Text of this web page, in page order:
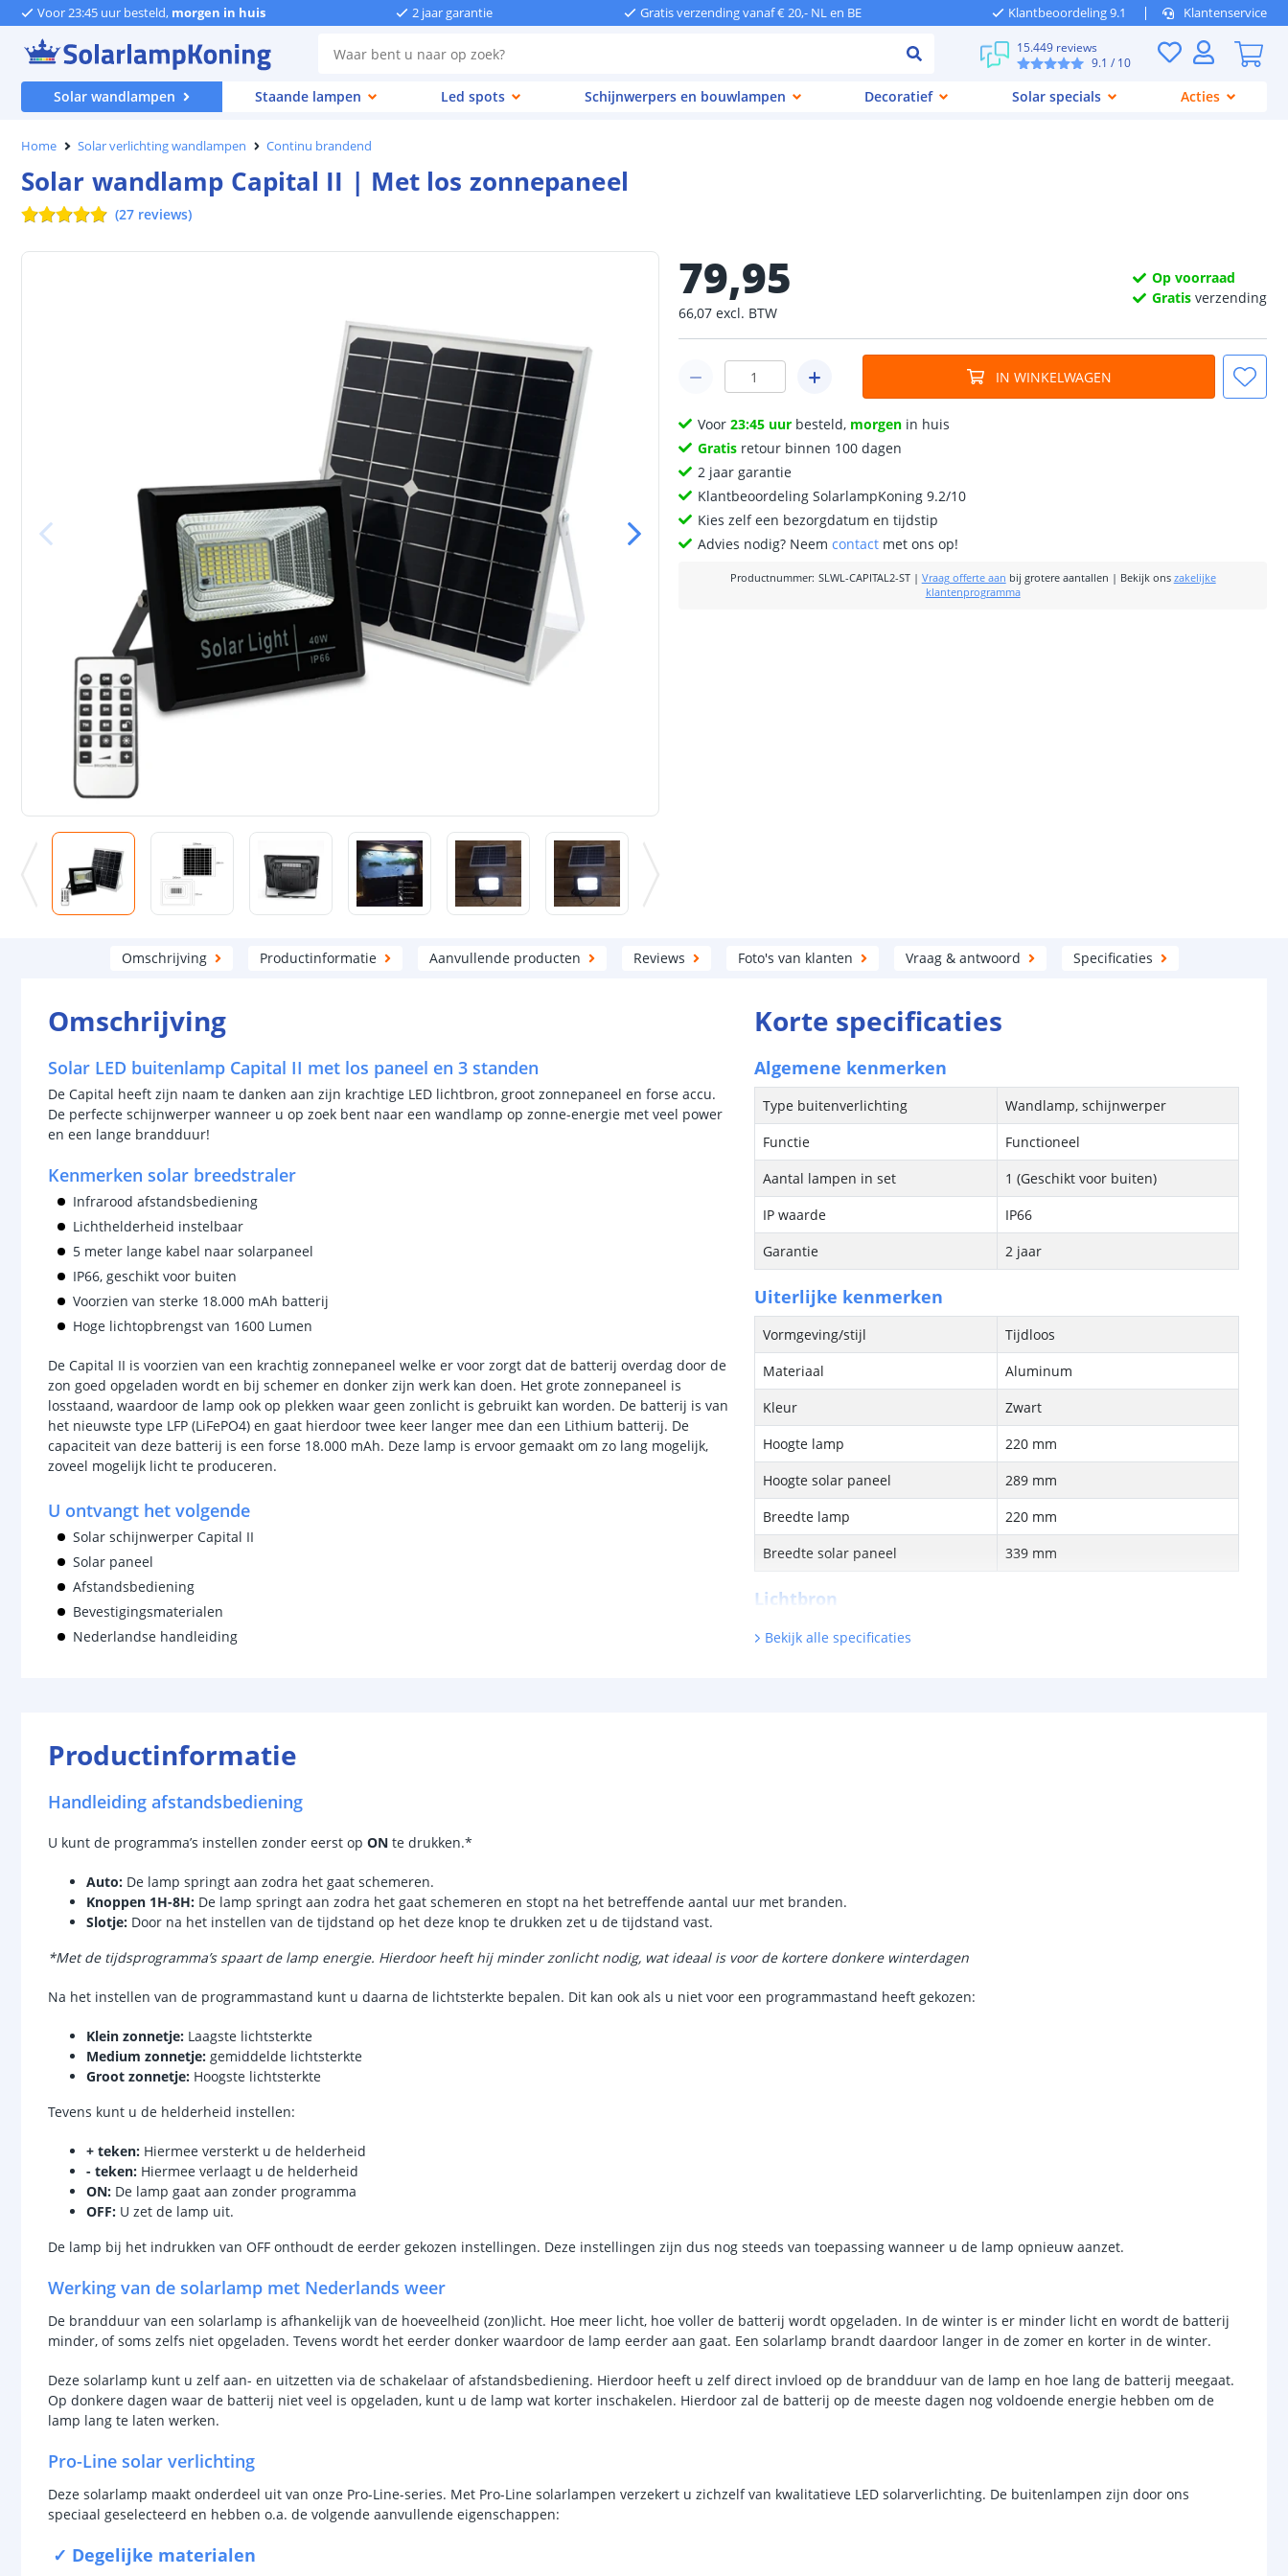
Voor 23:45 uur besteld, morgen in huis 2 jaar garantie Gratis verzending vanaf € 20,- NL en BE Klantbeoordeling 9.1 Klantenservice
15.449 reviews
9.1 / 10
Solar wandlampen Staande lampen Led spots Schijnwerpers en bouwlampen Decoratief Solar specials Acties
Home Solar verlichting wandlampen Continu brandend
Solar wandlamp Capital II | Met los zonnepaneel
(27 reviews)
79,95
66,07 excl. BTW
Op voorraad
Gratis verzending
IN WINKELWAGEN
Voor23:45 uur besteld, morgen in huis
Gratis retour binnen 100 dagen
2 jaar garantie
Klantbeoordeling SolarlampKoning 9.2/10
Kies zelf een bezorgdatum en tijdstip
Advies nodig? Neemcontact met ons op!
Productnummer: SLWL-CAPITAL2-ST| Vraag offerte aan bij grotere aantallen | Bekijk ons zakelijke
klantenprogramma
Omschrijving Productinformatie Aanvullende producten Reviews Foto's van klanten Vraag & antwoord Specificaties
Omschrijving
Solar LED buitenlamp Capital II met los paneel en 3 standen
De Capital heeft zijn naam te danken aan zijn krachtige LED lichtbron, groot zonnepaneel en forse accu.
De perfecte schijnwerper wanneer u op zoek bent naar een wandlamp op zonne-energie met veel power
en een lange brandduur!
Kenmerken solar breedstraler
Infrarood afstandsbediening
Lichthelderheid instelbaar
5 meter lange kabel naar solarpaneel
IP66, geschikt voor buiten
Voorzien van sterke 18.000 mAh batterij
Hoge lichtopbrengst van 1600 Lumen
De Capital II is voorzien van een krachtig zonnepaneel welke er voor zorgt dat de batterij overdag door de
zon goed opgeladen wordt en bij schemer en donker zijn werk kan doen. Het grote zonnepaneel is
losstaand, waardoor de lamp ook op plekken waar geen zonlicht is gebruikt kan worden. De batterij is van
het nieuwste type LFP (LiFePO4) en gaat hierdoor twee keer langer mee dan een Lithium batterij. De
capaciteit van deze batterij is een forse 18.000 mAh. Deze lamp is ervoor gemaakt om zo lang mogelijk,
zoveel mogelijk licht te produceren.
U ontvangt het volgende
Solar schijnwerper Capital II
Solar paneel
Afstandsbediening
Bevestigingsmaterialen
Nederlandse handleiding
Korte specificaties
Algemene kenmerken
Type buitenverlichting
Wandlamp, schijnwerper
Functie
Functioneel
Aantal lampen in set
1 (Geschikt voor buiten)
IP waarde
IP66
Garantie
2 jaar
Uiterlijke kenmerken
Vormgeving/stijl
Tijdloos
Materiaal
Aluminum
Kleur
Zwart
Hoogte lamp
220 mm
Hoogte solar paneel
289 mm
Breedte lamp
220 mm
Breedte solar paneel
339 mm
Lichtbron
Inclusief lichtbron
Sensor en schakelaar
Uitschakeltijd
Type batterij
LiFePo4
Aantal batterijen
1
Brandduur
tot 12 uur (afhankelijk van laadtijd)
Type paneel
Monocrystalline
Bekijk alle specificaties
Productinformatie
Handleiding afstandsbediening
U kunt de programma’s instellen zonder eerst op ON te drukken.*
Auto: De lamp springt aan zodra het gaat schemeren.
Knoppen 1H-8H: De lamp springt aan zodra het gaat schemeren en stopt na het betreffende aantal uur met branden.
Slotje: Door na het instellen van de tijdstand op het deze knop te drukken zet u de tijdstand vast.
*Met de tijdsprogramma’s spaart de lamp energie. Hierdoor heeft hij minder zonlicht nodig, wat ideaal is voor de kortere donkere winterdagen
Na het instellen van de programmastand kunt u daarna de lichtsterkte bepalen. Dit kan ook als u niet voor een programmastand heeft gekozen:
Klein zonnetje: Laagste lichtsterkte
Medium zonnetje: gemiddelde lichtsterkte
Groot zonnetje: Hoogste lichtsterkte
Tevens kunt u de helderheid instellen:
+ teken: Hiermee versterkt u de helderheid
- teken: Hiermee verlaagt u de helderheid
ON: De lamp gaat aan zonder programma
OFF: U zet de lamp uit.
De lamp bij het indrukken van OFF onthoudt de eerder gekozen instellingen. Deze instellingen zijn dus nog steeds van toepassing wanneer u de lamp opnieuw aanzet.
Werking van de solarlamp met Nederlands weer
De brandduur van een solarlamp is afhankelijk van de hoeveelheid (zon)licht. Hoe meer licht, hoe voller de batterij wordt opgeladen. In de winter is er minder licht en wordt de batterij
minder, of soms zelfs niet opgeladen. Tevens wordt het eerder donker waardoor de lamp eerder aan gaat. Een solarlamp brandt daardoor langer in de zomer en korter in de winter.
Deze solarlamp kunt u zelf aan- en uitzetten via de schakelaar of afstandsbediening. Hierdoor heeft u zelf direct invloed op de brandduur van de lamp en hoe lang de batterij meegaat.
Op donkere dagen waar de batterij niet veel is opgeladen, kunt u de lamp wat korter inschakelen. Hierdoor zal de batterij op de meeste dagen nog voldoende energie hebben om de
lamp lang te laten werken.
Pro-Line solar verlichting
Deze solarlamp maakt onderdeel uit van onze Pro-Line-series. Met Pro-Line solarlampen verzekert u zichzelf van kwalitatieve LED solarverlichting. De buitenlampen zijn door ons
speciaal geselecteerd en hebben o.a. de volgende aanvullende eigenschappen:
✓ Degelijke materialen